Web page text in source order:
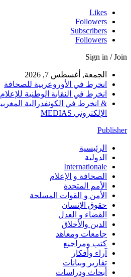
Likes
Followers
Subscribers
Followers
Sign in / Join
الجمعة, أغسطس 7, 2026
انخرط في الأوروعربية للصحافة
انخرط في النقابة الوطنية
& انخرط في الكونفدرالية
الإلكتروني MEDIAS
Publisher
الرئيسية
الدولية
Internationale
الصحافة و الإعلام
الأمم المتحدة
الأمن و القوات المسلحة
حقوق الإنسان
القضاء و العدل
الدين والأخلاق
جامعات ومعاهد
كتب ومراجيع
آراء وأفكار
تقارير وبيانات
أبحاث ودراسات